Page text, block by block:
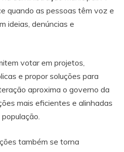
quando as pessoas têm voz e
ideias, denúncias e
votar em projetos,
e propor soluções para
aproxima o governo da
mais eficientes e alinhadas
também se torna